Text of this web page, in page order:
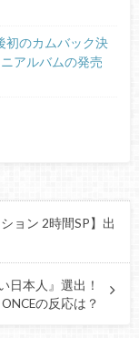
初のカムバック決
アルバムの発売
ョン 2時間SP】出
日本人』選出！
ONCEの反応は？